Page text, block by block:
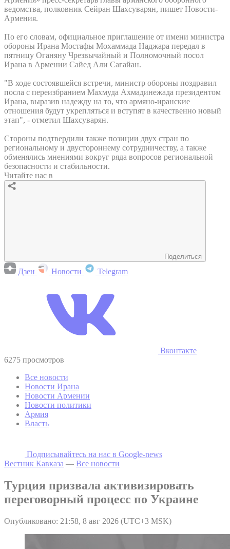
ведомства, полковник Сейран Шахсуварян, пишет Новости-
Армения.
По его словам, официальное приглашение от имени министра
обороны Ирана Мостафы Мохаммада Наджара передал в
пятницу Оганяну Чрезвычайный и Полномочный посол
Ирана в Армении Сайед Али Сагайан.
"В ходе состоявшейся встречи, министр обороны поздравил
посла с переизбранием Махмуда Ахмадинежада президентом
Ирана, выразив надежду на то, что армяно-иранские
отношения будут укрепляться и вступят в качественно новый
этап", - отметил Шахсуварян.
Стороны подтвердили также позиции двух стран по
региональному и двустороннему сотрудничеству, а также
обменялись мнениями вокруг ряда вопросов региональной
безопасности и стабильности.
Читайте нас в
Поделиться
Дзен Новости Telegram
Вконтакте
6275 просмотров
Все новости
Новости Ирана
Новости Армении
Новости политики
Армия
Власть
Подписывайтесь на наc в Google-news
Вестник Кавказа — Все новости
Турция призвала активизировать
переговорный процесс по Украине
Опубликовано: 21:58, 8 авг 2026 (UTC+3 MSK)